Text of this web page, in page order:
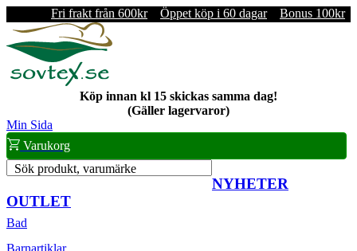
Fri frakt från 600kr Öppet köp i 60 dagar Bonus 100kr
Köp innan kl 15 skickas samma dag!
(Gäller lagervaror)
Min Sida
Varukorg
Sök produkt, varumärke
NYHETER
OUTLET
Bad
Barnartiklar